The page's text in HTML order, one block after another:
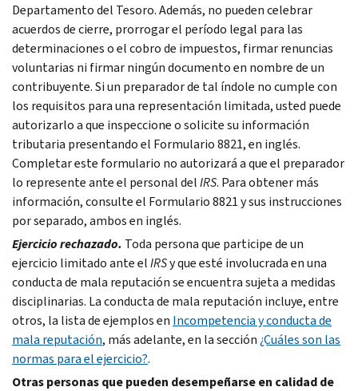
Departamento del Tesoro. Además, no pueden celebrar
acuerdos de cierre, prorrogar el período legal para las
determinaciones o el cobro de impuestos, firmar renuncias
voluntarias ni firmar ningún documento en nombre de un
contribuyente.Si un preparador de tal índole no cumple con
los requisitos para una representación limitada, usted puede
autorizarlo a que inspeccione o solicite su información
tributaria presentando el Formulario 8821, en inglés.
Completar este formulario no autorizará a que el preparador
lo represente ante el personal delIRS. Para obtener más
información, consulte el Formulario 8821 y sus instrucciones
por separado, ambos en inglés.
Ejercicio rechazado. Toda persona que participe de un
ejercicio limitado ante elIRSy que esté involucrada en una
conducta de mala reputación se encuentra sujeta a medidas
disciplinarias. La conducta de mala reputación incluye, entre
otros, la lista de ejemplos en Incompetencia y conducta de
mala reputación, más adelante, en la sección ¿Cuáles son las
normas para el ejercicio?.
Otras personas que pueden desempeñarse en calidad de